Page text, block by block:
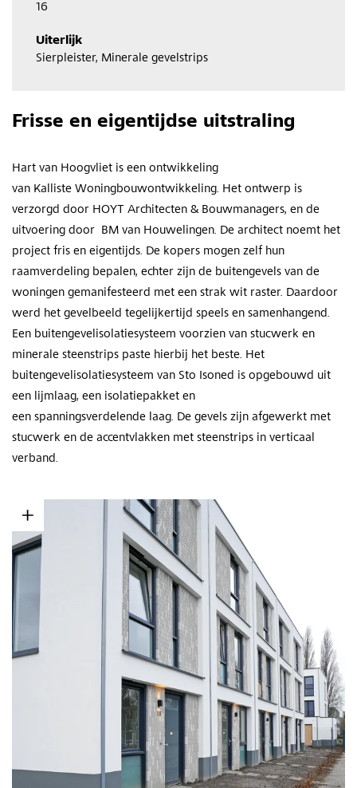
16
Uiterlijk
Sierpleister, Minerale gevelstrips
Frisse en eigentijdse uitstraling
Hart van Hoogvliet is een ontwikkeling
van Kalliste Woningbouwontwikkeling. Het ontwerp is
verzorgd door HOYT Architecten & Bouwmanagers, en de
uitvoering door BM van Houwelingen. De architect noemt het
project fris en eigentijds. De kopers mogen zelf hun
raamverdeling bepalen, echter zijn de buitengevels van de
woningen gemanifesteerd met een strak wit raster. Daardoor
werd het gevelbeeld tegelijkertijd speels en samenhangend.
Een buitengevelisolatiesysteem voorzien van stucwerk en
minerale steenstrips paste hierbij het beste. Het
buitengevelisolatiesysteem van Sto Isoned is opgebouwd uit
een lijmlaag, een isolatiepakket en
een spanningsverdelende laag. De gevels zijn afgewerkt met
stucwerk en de accentvlakken met steenstrips in verticaal
verband.